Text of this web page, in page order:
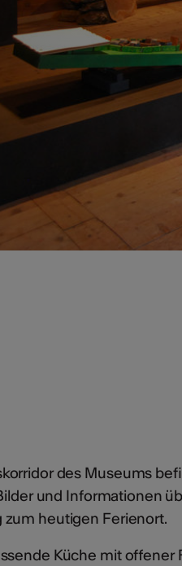
des Museums
und Informationen
zum heutigen Ferienort.
Küche mit